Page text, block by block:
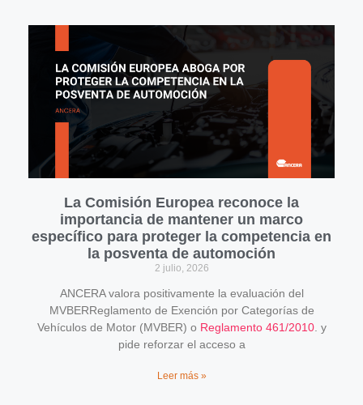
La Comisión Europea reconoce la
importancia de mantener un marco
específico para proteger la competencia en
la posventa de automoción
2 julio, 2026
ANCERA valora positivamente la evaluación del
MVBERReglamento de Exención por Categorías de
Vehículos de Motor (MVBER) o Reglamento 461/2010. y
pide reforzar el acceso a
Leer más »